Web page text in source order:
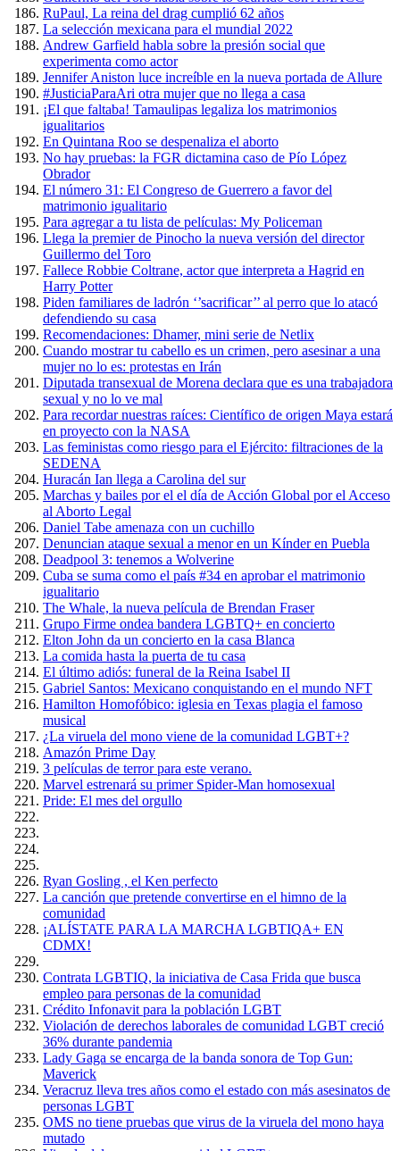
RuPaul, La reina del drag cumplió 62 años
La selección mexicana para el mundial 2022
Andrew Garfield habla sobre la presión social que
experimenta como actor
Jennifer Aniston luce increíble en la nueva portada de Allure
#JusticiaParaAri otra mujer que no llega a casa
¡El que faltaba! Tamaulipas legaliza los matrimonios
igualitarios
En Quintana Roo se despenaliza el aborto
No hay pruebas: la FGR dictamina caso de Pío López
Obrador
El número 31: El Congreso de Guerrero a favor del
matrimonio igualitario
Para agregar a tu lista de películas: My Policeman
Llega la premier de Pinocho la nueva versión del director
Guillermo del Toro
Fallece Robbie Coltrane, actor que interpreta a Hagrid en
Harry Potter
Piden familiares de ladrón ‘’sacrificar’’ al perro que lo atacó
defendiendo su casa
Recomendaciones: Dhamer, mini serie de Netlix
Cuando mostrar tu cabello es un crimen, pero asesinar a una
mujer no lo es: protestas en Irán
Diputada transexual de Morena declara que es una trabajadora
sexual y no lo ve mal
Para recordar nuestras raíces: Científico de origen Maya estará
en proyecto con la NASA
Las feministas como riesgo para el Ejército: filtraciones de la
SEDENA
Huracán Ian llega a Carolina del sur
Marchas y bailes por el el día de Acción Global por el Acceso
al Aborto Legal
Daniel Tabe amenaza con un cuchillo
Denuncian ataque sexual a menor en un Kínder en Puebla
Deadpool 3: tenemos a Wolverine
Cuba se suma como el país #34 en aprobar el matrimonio
igualitario
The Whale, la nueva película de Brendan Fraser
Grupo Firme ondea bandera LGBTQ+ en concierto
Elton John da un concierto en la casa Blanca
La comida hasta la puerta de tu casa
El último adiós: funeral de la Reina Isabel II
Gabriel Santos: Mexicano conquistando en el mundo NFT
Hamilton Homofóbico: iglesia en Texas plagia el famoso
musical
¿La viruela del mono viene de la comunidad LGBT+?
Amazón Prime Day
3 películas de terror para este verano.
Marvel estrenará su primer Spider-Man homosexual
Pride: El mes del orgullo
Ryan Gosling , el Ken perfecto
La canción que pretende convertirse en el himno de la
comunidad
¡ALÍSTATE PARA LA MARCHA LGBTIQA+ EN
CDMX!
Contrata LGBTIQ, la iniciativa de Casa Frida que busca
empleo para personas de la comunidad
Crédito Infonavit para la población LGBT
Violación de derechos laborales de comunidad LGBT creció
36% durante pandemia
Lady Gaga se encarga de la banda sonora de Top Gun:
Maverick
Veracruz lleva tres años como el estado con más asesinatos de
personas LGBT
OMS no tiene pruebas que virus de la viruela del mono haya
mutado